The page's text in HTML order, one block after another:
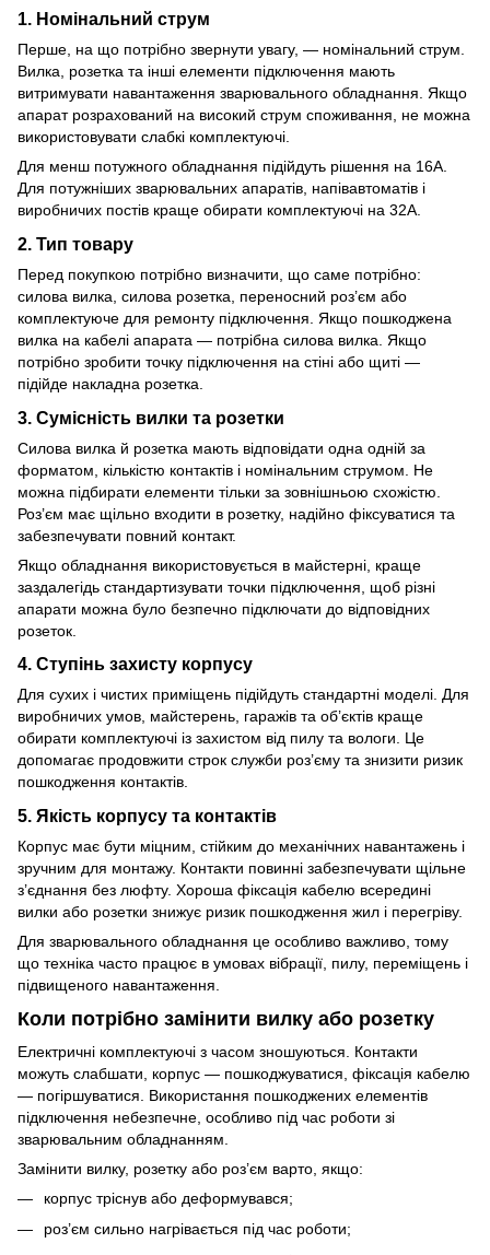
1. Номінальний струм
Перше, на що потрібно звернути увагу, — номінальний струм.
Вилка, розетка та інші елементи підключення мають
витримувати навантаження зварювального обладнання. Якщо
апарат розрахований на високий струм споживання, не можна
використовувати слабкі комплектуючі.
Для менш потужного обладнання підійдуть рішення на 16А.
Для потужніших зварювальних апаратів, напівавтоматів і
виробничих постів краще обирати комплектуючі на 32А.
2. Тип товару
Перед покупкою потрібно визначити, що саме потрібно:
силова вилка, силова розетка, переносний роз’єм або
комплектуюче для ремонту підключення. Якщо пошкоджена
вилка на кабелі апарата — потрібна силова вилка. Якщо
потрібно зробити точку підключення на стіні або щиті —
підійде накладна розетка.
3. Сумісність вилки та розетки
Силова вилка й розетка мають відповідати одна одній за
форматом, кількістю контактів і номінальним струмом. Не
можна підбирати елементи тільки за зовнішньою схожістю.
Роз’єм має щільно входити в розетку, надійно фіксуватися та
забезпечувати повний контакт.
Якщо обладнання використовується в майстерні, краще
заздалегідь стандартизувати точки підключення, щоб різні
апарати можна було безпечно підключати до відповідних
розеток.
4. Ступінь захисту корпусу
Для сухих і чистих приміщень підійдуть стандартні моделі. Для
виробничих умов, майстерень, гаражів та об’єктів краще
обирати комплектуючі із захистом від пилу та вологи. Це
допомагає продовжити строк служби роз’єму та знизити ризик
пошкодження контактів.
5. Якість корпусу та контактів
Корпус має бути міцним, стійким до механічних навантажень і
зручним для монтажу. Контакти повинні забезпечувати щільне
з’єднання без люфту. Хороша фіксація кабелю всередині
вилки або розетки знижує ризик пошкодження жил і перегріву.
Для зварювального обладнання це особливо важливо, тому
що техніка часто працює в умовах вібрації, пилу, переміщень і
підвищеного навантаження.
Коли потрібно замінити вилку або розетку
Електричні комплектуючі з часом зношуються. Контакти
можуть слабшати, корпус — пошкоджуватися, фіксація кабелю
— погіршуватися. Використання пошкоджених елементів
підключення небезпечне, особливо під час роботи зі
зварювальним обладнанням.
Замінити вилку, розетку або роз’єм варто, якщо:
корпус тріснув або деформувався;
роз’єм сильно нагрівається під час роботи;